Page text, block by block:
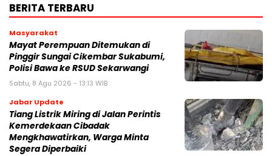
BERITA TERBARU
Masyarakat
‎Mayat Perempuan Ditemukan di
Pinggir Sungai Cikembar Sukabumi,
Polisi Bawa ke RSUD Sekarwangi‎
Sabtu, 8 Agu 2026 - 13:13 WIB
Jabar Update
Tiang Listrik Miring di Jalan Perintis
Kemerdekaan Cibadak
Mengkhawatirkan, Warga Minta
Segera Diperbaiki